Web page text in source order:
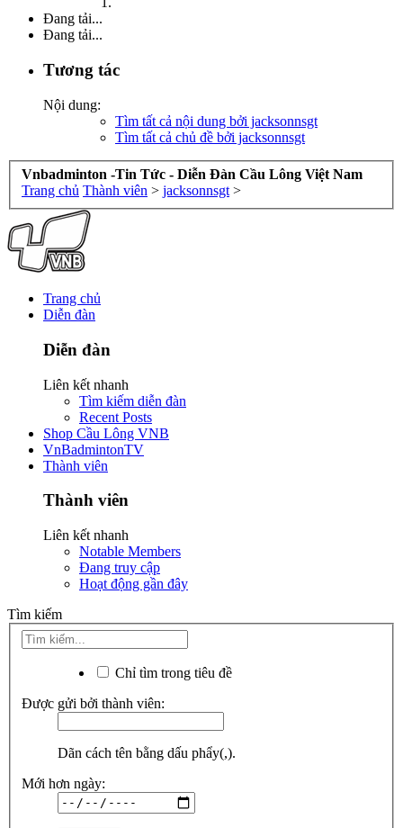
Đang tải...
Đang tải...
Tương tác
Nội dung:
Tìm tất cả nội dung bởi jacksonnsgt
Tìm tất cả chủ đề bởi jacksonnsgt
Vnbadminton -Tin Tức - Diễn Đàn Cầu Lông Việt Nam
Trang chủ Thành viên > jacksonnsgt >
Trang chủ
Diễn đàn
Diễn đàn
Liên kết nhanh
Tìm kiếm diễn đàn
Recent Posts
Shop Cầu Lông VNB
VnBadmintonTV
Thành viên
Thành viên
Liên kết nhanh
Notable Members
Đang truy cập
Hoạt động gần đây
Tìm kiếm
Chỉ tìm trong tiêu đề
Được gửi bởi thành viên:
Dãn cách tên bằng dấu phẩy(,).
Mới hơn ngày: